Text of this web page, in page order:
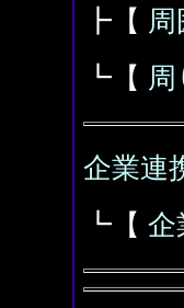
┣【 周
┗【 周
企業連
┗【 企